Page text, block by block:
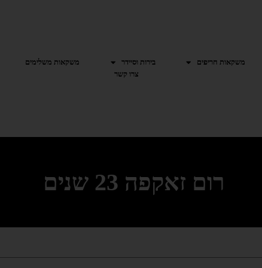
משקאות חריפים בירות וסיידר משקאות משלימים
צרו קשר
רום זאקפה 23 שנים